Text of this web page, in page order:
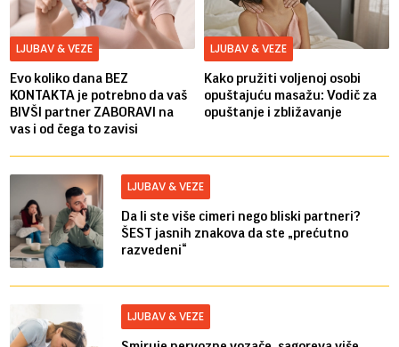
LJUBAV & VEZE
Evo koliko dana BEZ
KONTAKTA je potrebno da vaš
BIVŠI partner ZABORAVI na
vas i od čega to zavisi
LJUBAV & VEZE
Kako pružiti voljenoj osobi
opuštajuću masažu: Vodič za
opuštanje i zbližavanje
LJUBAV & VEZE
Da li ste više cimeri nego bliski partneri?
ŠEST jasnih znakova da ste „prećutno
razvedeni“
LJUBAV & VEZE